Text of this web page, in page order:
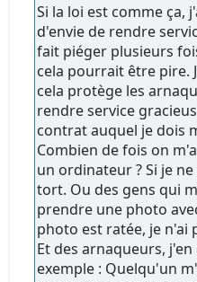
Si la loi est comme ça,
d'envie de rendre
fait piéger plusieurs
cela pourrait être pire.
cela protège les
rendre service
contrat auquel je dois
Combien de fois on
un ordinateur ? Si je
tort. Ou des gens qui
prendre une photo
photo est ratée, je n'ai
Et des arnaqueurs,
exemple : Quelqu'un